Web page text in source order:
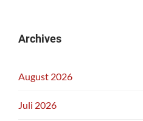
Archives
August 2026
Juli 2026